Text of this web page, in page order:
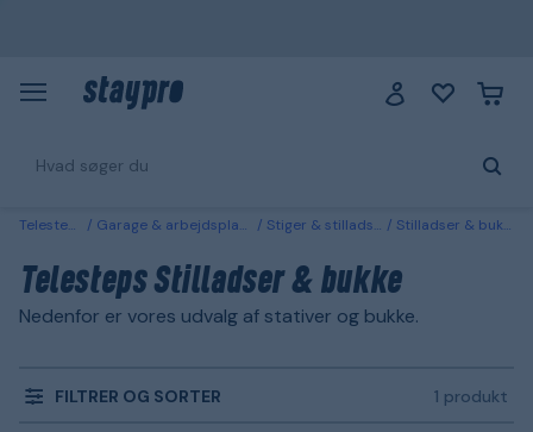
Telesteps Garage & arbejdsplads Stiger & stilladser Stilladser & bukke
Telesteps Stilladser & bukke
Nedenfor er vores udvalg af stativer og bukke.
FILTRER OG SORTER 1 produkt